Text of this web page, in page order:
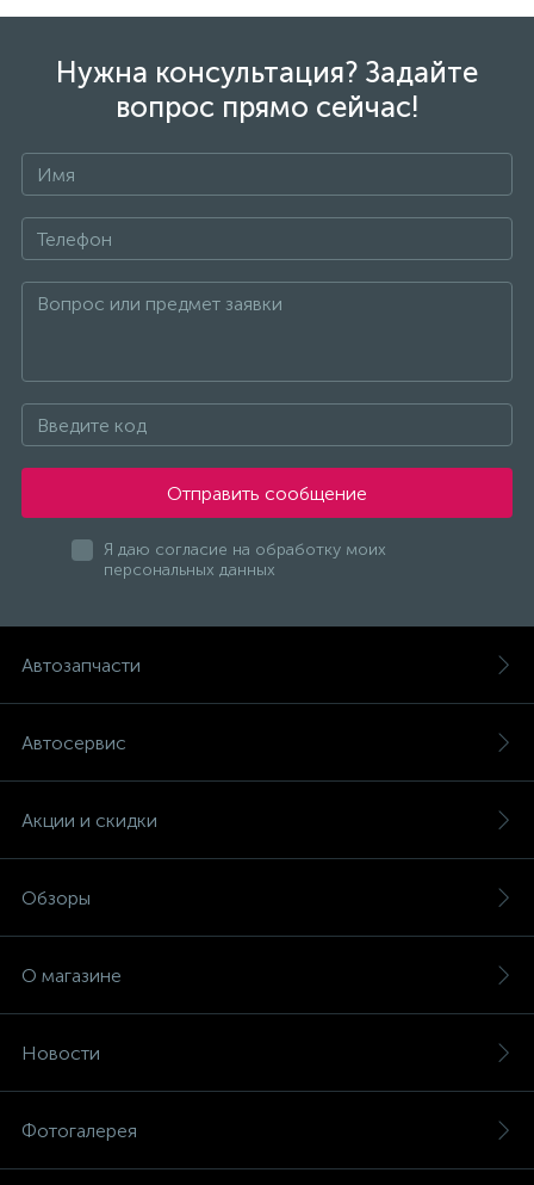
Нужна консультация? Задайте
вопрос прямо сейчас!
Отправить сообщение
Я даю согласие на обработку моих
персональных данных
Автозапчасти
Автосервис
Акции и скидки
Обзоры
О магазине
Новости
Фотогалерея